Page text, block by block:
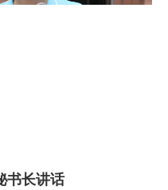
书长讲话